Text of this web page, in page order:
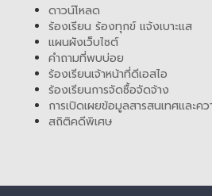
ดาวน์โหลด
ร้องเรียน ร้องทุกข์ แจ้งเบาะแส
แผนผังเว็บไซต์
คำถามที่พบบ่อย
ร้องเรียนเจ้าหน้าที่ดีเอสไอ
ร้องเรียนการจัดซื้อจัดจ้าง
การเปิดเผยข้อมูลสารสนเทศและคว
สถิติคดีพิเศษ